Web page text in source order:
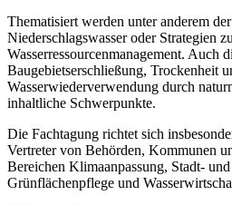
Thematisiert werden unter anderem
Niederschlagswasser oder Strategien
Wasserressourcenmanagement. Auch
Baugebietserschließung, Trockenheit
Wasserwiederverwendung durch
inhaltliche Schwerpunkte.
Die Fachtagung richtet sich
Vertreter von Behörden, Kommunen
Bereichen Klimaanpassung, Stadt-
Grünflächenpflege und